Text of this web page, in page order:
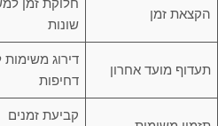
הקצאת זמן
שונות
תעדוף מועד אחרון
דירוג משימות
דחיפות
קביעת זמנים